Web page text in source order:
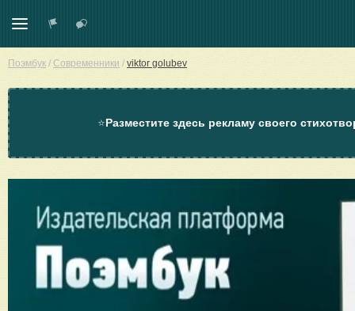
Поэмбук / Современники / viktor golubev
⭐Разместите здесь рекламу своего